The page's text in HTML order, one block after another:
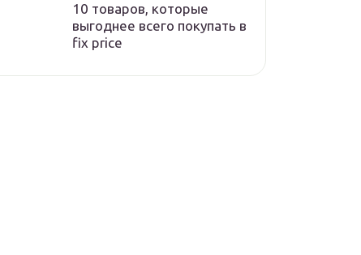
10 товаров, которые
выгоднее всего покупать в
fix price